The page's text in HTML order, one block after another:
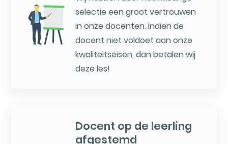
selectie een groot vertrouwen
in onze docenten. Indien de
docent niet voldoet aan onze
kwaliteitseisen, dan betalen wij
deze les!
Docent op de leerling
afgestemd